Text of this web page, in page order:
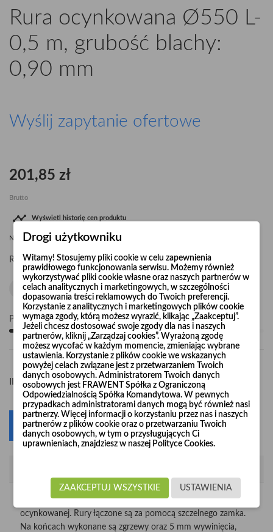
Rura ocynkowana Ø550 L-
0,5 m, grubość blachy:
0,90 mm
Wyślij zapytanie ofertowe
201,85 zł
Brutto
 Wyświetl historię cen produktu
Najniższa cena 201,85 złod06.08.2026
Rura ocynkowanaØ550 L-0,5 m, grubość blachy: 0,90 mm
Pośpiesz się! Tylko 100sztuk w magazynie
Ilość - +
Dodaj do koszyka 0
Rura wykonana jest z certyfikowanej, wysokiej jakości blachy
ocynkowanej. Rury łączone są za pomocą szczelnego zamka.
Na końcach wykonane są zgrzewy oraz 5 mm wywinięcia,
Drogi użytkowniku
Witamy! Stosujemy pliki cookie w celu zapewnienia
prawidłowego funkcjonowania serwisu. Możemy również
wykorzystywać pliki cookie własne oraz naszych partnerów w
celach analitycznych i marketingowych, w szczególności
dopasowania treści reklamowych do Twoich preferencji.
Korzystanie z analitycznych i marketingowych plików cookie
wymaga zgody, którą możesz wyrazić, klikając „Zaakceptuj”.
Jeżeli chcesz dostosować swoje zgody dla nas i naszych
partnerów, kliknij „Zarządzaj cookies”. Wyrażoną zgodę
możesz wycofać w każdym momencie, zmieniając wybrane
ustawienia. Korzystanie z plików cookie we wskazanych
powyżej celach związane jest z przetwarzaniem Twoich
danych osobowych. Administratorem Twoich danych
osobowych jest FRAWENT Spółka z Ograniczoną
Odpowiedzialnością Spółka Komandytowa. W pewnych
przypadkach administratorami danych mogą być również nasi
partnerzy. Więcej informacji o korzystaniu przez nas i naszych
partnerów z plików cookie oraz o przetwarzaniu Twoich
danych osobowych, w tym o przysługujących Ci
uprawnieniach, znajdziesz w naszej Polityce Cookies.
USTAWIENIA
ZAAKCEPTUJ WSZYSTKIE